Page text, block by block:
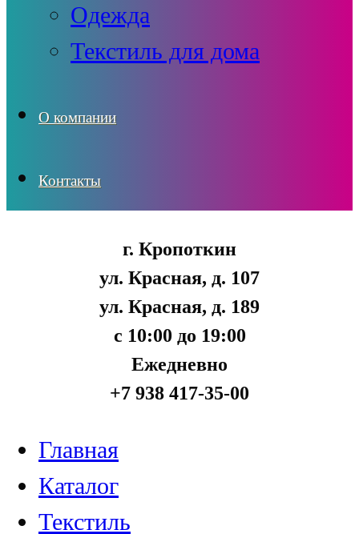
Одежда
Текстиль для дома
О компании
Контакты
г. Кропоткин
ул. Красная, д. 107
ул. Красная, д. 189
с 10:00 до 19:00
Ежедневно
+7 938 417-35-00
Главная
Каталог
Текстиль